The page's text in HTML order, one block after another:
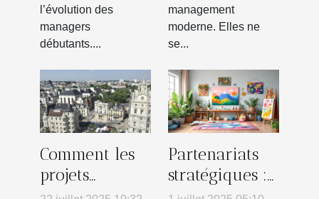
l’évolution des
managers
débutants....
management
moderne. Elles ne
se...
Comment les
projets
Partenariats
stratégiques :